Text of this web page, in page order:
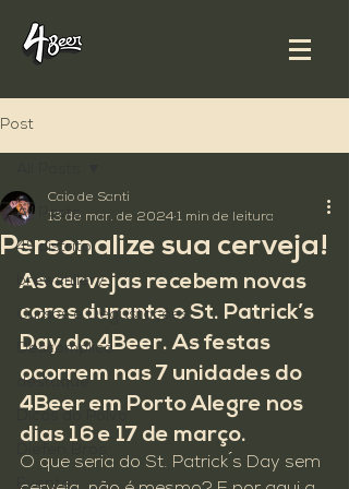
Post
All Posts
4º distrito
brewstillery
Cursos e Degustações
Descomplica
destaque
Evento
Personalize sua cerveja!
Caio de Santi
13 de mar. de 2024 1 min de leitura
As cervejas recebem novas
cores durante o St. Patrick’s
Day do 4Beer. As festas
ocorrem nas 7 unidades do
4Beer em Porto Alegre nos
dias 16 e 17 de março.
O que seria do St. Patrick ́s Day sem